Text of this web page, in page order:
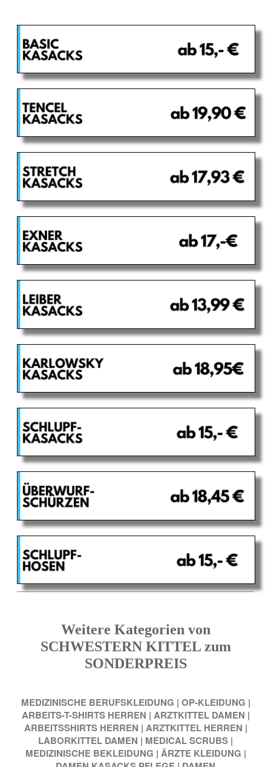
Weitere Kategorien von
SCHWESTERN KITTEL zum
SONDERPREIS
MEDIZINISCHE BERUFSKLEIDUNG | OP-KLEIDUNG |
ARBEITS-T-SHIRTS HERREN | ARZTKITTEL DAMEN |
ARBEITSSHIRTS HERREN | ARZTKITTEL HERREN |
LABORKITTEL DAMEN | MEDICAL SCRUBS |
MEDIZINISCHE BEKLEIDUNG | ÄRZTE KLEIDUNG |